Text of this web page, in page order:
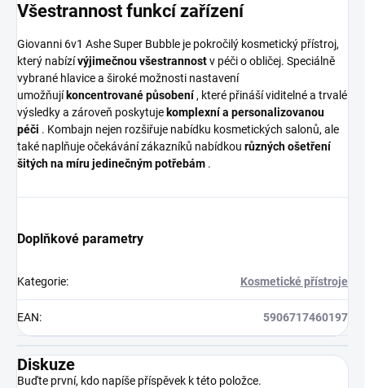
Všestrannost funkcí zařízení
Giovanni 6v1 Ashe Super Bubble je pokročilý kosmetický přístroj,
který nabízívýjimečnou všestrannostv péči o obličej. Speciálně
vybrané hlavice a široké možnosti nastavení
umožňují koncentrované působení, které přináší viditelné a trvalé
výsledky a zároveň poskytuje komplexní a personalizovanou
péči . Kombajn nejen rozšiřuje nabídku kosmetických salonů, ale
také naplňuje očekávání zákazníků nabídkou různých ošetření
šitých na míru jedinečným potřebám .
Doplňkové parametry
Kategorie: Kosmetické přístroje
EAN: 5906717460197
Diskuze
Buďte první, kdo napíše příspěvek k této položce.